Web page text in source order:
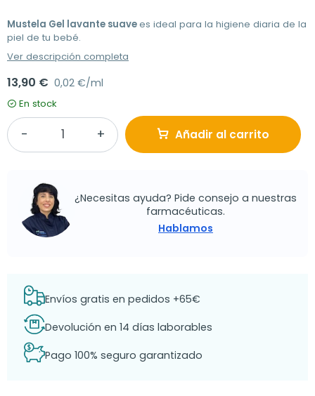
Mustela Gel lavante suavees ideal para la higiene diaria de la
piel de tu bebé.
Ver descripción completa
13,90 € 0,02 €/ml
En stock
Añadir al carrito
¿Necesitas ayuda? Pide consejo a nuestras
farmacéuticas.
Hablamos
Envíos gratis en pedidos +65€
Devolución en 14 días laborables
Pago 100% seguro garantizado